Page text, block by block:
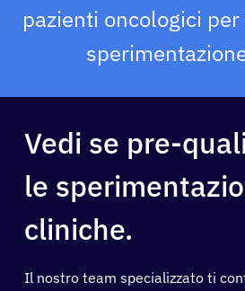
pazienti oncologici
Vedi se pre-
le
cliniche.
Il nostro team specializzato ti